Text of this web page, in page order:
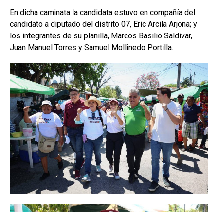
En dicha caminata la candidata estuvo en compañía del
candidato a diputado del distrito 07, Eric Arcila Arjona; y
los integrantes de su planilla, Marcos Basilio Saldivar,
Juan Manuel Torres y Samuel Mollinedo Portilla.